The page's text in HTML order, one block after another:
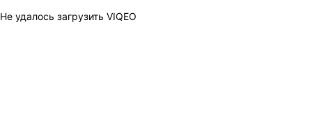
Не удалось загрузить VIQEO